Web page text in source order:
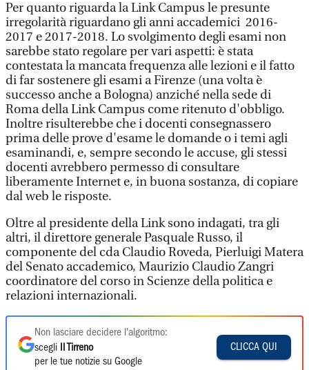
Per quanto riguarda la Link Campus le presunte
irregolarità riguardano gli anni accademici 2016-
2017 e 2017-2018. Lo svolgimento degli esami non
sarebbe stato regolare per vari aspetti: è stata
contestata la mancata frequenza alle lezioni e il fatto
di far sostenere gli esami a Firenze (una volta è
successo anche a Bologna) anziché nella sede di
Roma della Link Campus come ritenuto d'obbligo.
Inoltre risulterebbe che i docenti consegnassero
prima delle prove d'esame le domande o i temi agli
esaminandi, e, sempre secondo le accuse, gli stessi
docenti avrebbero permesso di consultare
liberamente Internet e, in buona sostanza, di copiare
dal web le risposte.
Oltre al presidente della Link sono indagati, tra gli
altri, il direttore generale Pasquale Russo, il
componente del cda Claudio Roveda, Pierluigi Matera
del Senato accademico, Maurizio Claudio Zangri
coordinatore del corso in Scienze della politica e
relazioni internazionali.
Non lasciare decidere l'algoritmo:
scegli
Il Tirreno
per le tue notizie su Google
CLICCA QUI